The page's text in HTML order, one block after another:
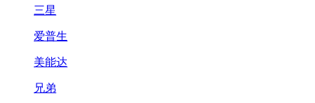
三星
爱普生
美能达
兄弟